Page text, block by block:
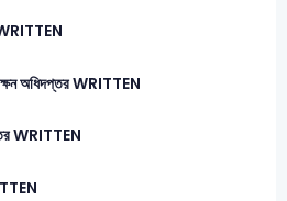
অধিদপ্তর WRITTEN
WRITTEN